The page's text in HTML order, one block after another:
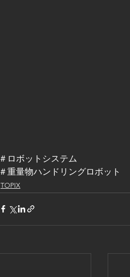
＃ロボットシステム
＃重量物ハンドリングロボット
TOPIX